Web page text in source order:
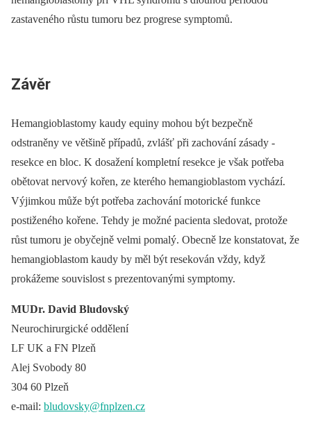
zastaveného růstu tumoru bez progrese symptomů.
Závěr
Hemangioblastomy kaudy equiny mohou být bezpečně
odstraněny ve většině případů, zvlášť při zachování zásady ­
resekce en bloc. K dosažení kompletní resekce je však potřeba
obětovat nervový kořen, ze kterého hemangioblastom vychází.
Výjimkou může být potřeba zachování motorické funkce
postiženého kořene. Tehdy je možné pa­cienta sledovat, protože
růst tumoru je obyčejně velmi pomalý. Obecně lze konstatovat, že
hemangioblastom kaudy by měl být resekován vždy, když
prokážeme souvislost s prezentovanými symptomy.
MUDr. David Bludovský
Neurochirurgické oddělení
LF UK a FN Plzeň
Alej Svobody 80
304 60 Plzeň
e-mail: bludovsky@fnplzen.cz